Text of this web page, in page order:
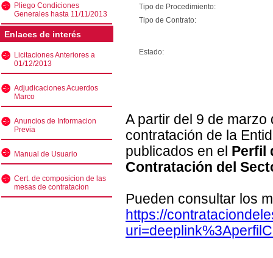
Pliego Condiciones
Generales hasta 11/11/2013
Enlaces de interés
Licitaciones Anteriores a
01/12/2013
Adjudicaciones Acuerdos
Marco
Anuncios de Informacion
Previa
Manual de Usuario
Cert. de composicion de las
mesas de contratacion
Tipo de Procedimiento:
Tipo de Contrato:
Estado:
A partir del 9 de
contratación de la
publicados en el Perfil
Contratación del
Pueden consultar los
https://